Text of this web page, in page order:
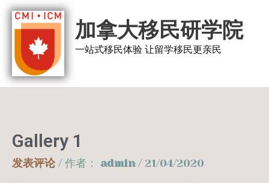
跳
加拿大移民研学院
一站式移民体验 让留学移民更亲民
Gallery 1
发表评论 / 作者： admin / 21/04/2020